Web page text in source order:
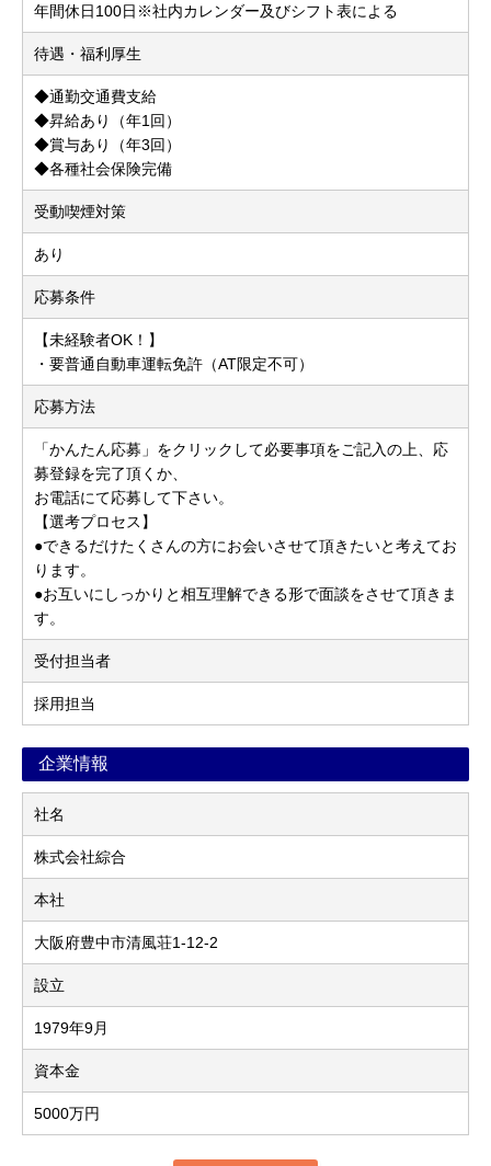
年間休日100日※社内カレンダー及びシフト表による
待遇・福利厚生
◆通勤交通費支給
◆昇給あり（年1回）
◆賞与あり（年3回）
◆各種社会保険完備
受動喫煙対策
あり
応募条件
【未経験者OK！】
・要普通自動車運転免許（AT限定不可）
応募方法
「かんたん応募」をクリックして必要事項をご記入の上、応
募登録を完了頂くか、
お電話にて応募して下さい。
【選考プロセス】
●できるだけたくさんの方にお会いさせて頂きたいと考えてお
ります。
●お互いにしっかりと相互理解できる形で面談をさせて頂きま
す。
受付担当者
採用担当
企業情報
社名
株式会社綜合
本社
大阪府豊中市清風荘1-12-2
設立
1979年9月
資本金
5000万円